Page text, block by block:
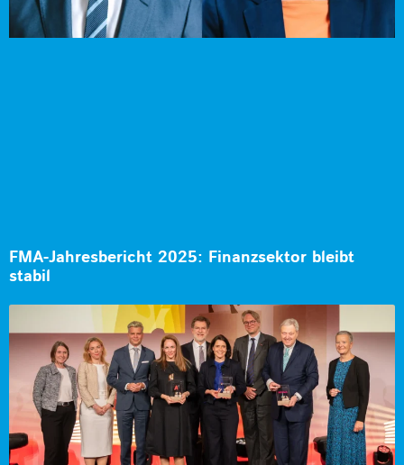
FMA-Jahresbericht 2025: Finanzsektor bleibt
stabil